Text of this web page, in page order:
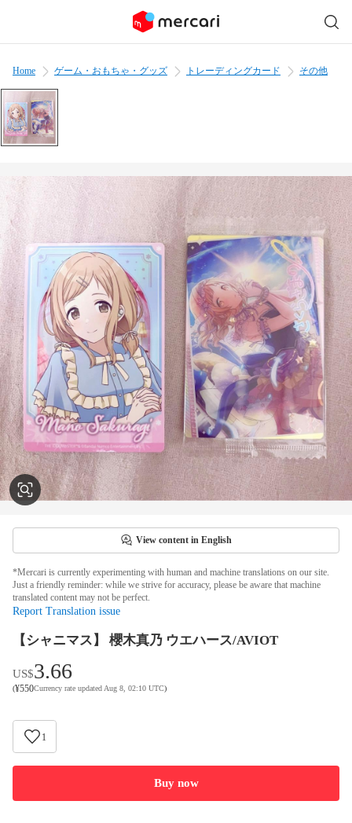
Home ゲーム・おもちゃ・グッズ トレーディングカード その他
View content in English
*Mercari is currently experimenting with human and machine translations on our site.
Just a friendly reminder: while we strive for accuracy, please be aware that machine
translated content may not be perfect.
Report Translation issue
【シャニマス】 櫻木真乃 ウエハース/AVIOT
US$3.66
(¥550Currency rate updated Aug 8, 02:10 UTC)
1
Buy now